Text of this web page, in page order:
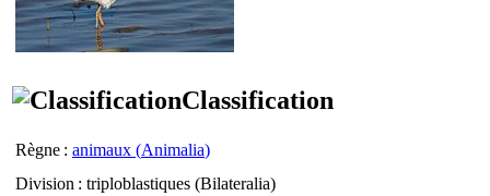
Classification
Règne : animaux (Animalia)
Division : triploblastiques (Bilateralia)